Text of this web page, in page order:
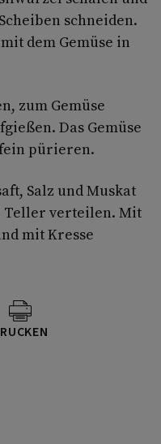
schneiden.
dem Gemüse in
zum Gemüse
Das Gemüse
pürieren.
Salz und Muskat
Teller verteilen. Mit
mit Kresse